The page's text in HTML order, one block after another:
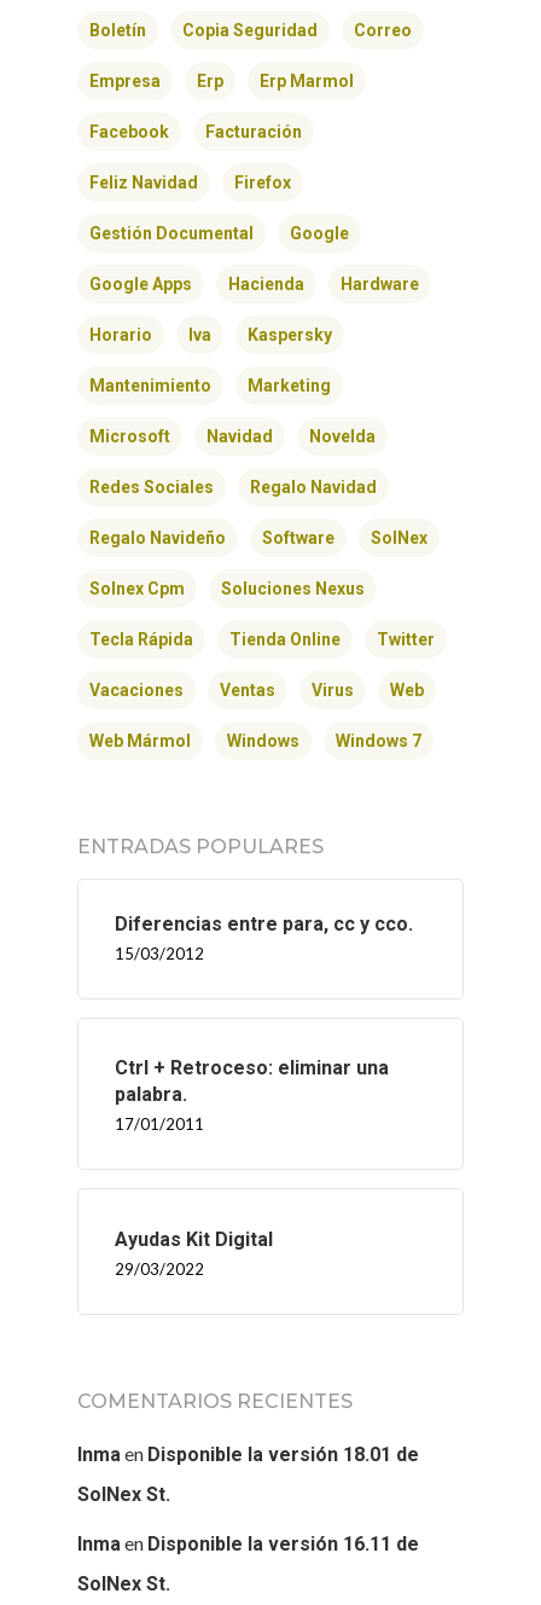
Boletín Copia Seguridad Correo
Empresa Erp Erp Marmol
Facebook Facturación
Feliz Navidad Firefox
Gestión Documental Google
Google Apps Hacienda Hardware
Horario Iva Kaspersky
Mantenimiento Marketing
Microsoft Navidad Novelda
Redes Sociales Regalo Navidad
Regalo Navideño Software SolNex
Solnex Cpm Soluciones Nexus
Tecla Rápida Tienda Online Twitter
Vacaciones Ventas Virus Web
Web Mármol Windows Windows 7
ENTRADAS POPULARES
Diferencias entre para, cc y cco.
15/03/2012
Ctrl + Retroceso: eliminar una
palabra.
17/01/2011
Ayudas Kit Digital
29/03/2022
COMENTARIOS RECIENTES
Inmaen Disponible la versión 18.01 de
SolNex St.
Inmaen Disponible la versión 16.11 de
SolNex St.
BLOG
CONTACTO